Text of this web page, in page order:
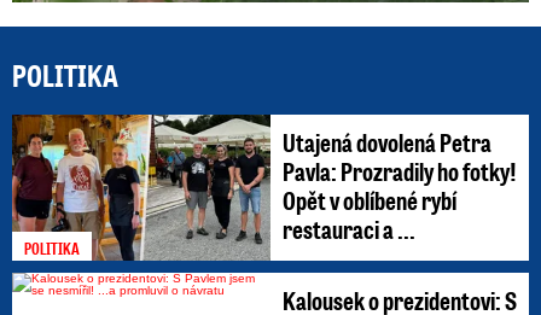
POLITIKA
POLITIKA
Utajená dovolená Petra
Pavla: Prozradily ho fotky!
Opět v oblíbené rybí
restauraci a ...
Kalousek o prezidentovi: S